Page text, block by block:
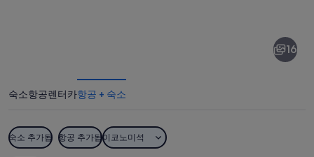
박
관
16
숙소항공렌터카항공 + 숙소
숙소 추가됨 항공 추가됨이코노미석